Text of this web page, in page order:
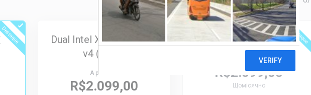
Destaque
Dual Intel Xeon E5-2650
v4 (64gb)
A partir de
R$2.099,00
Destaque
AMD Ryzen 9 5950X
A partir de
R$2.099,00
Щомісячно